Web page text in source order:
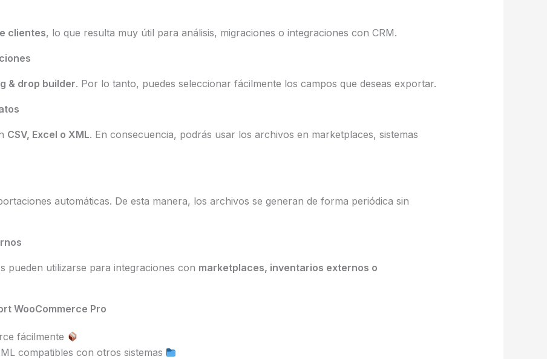
clientes, lo que resulta muy útil para análisis, migraciones o integraciones con CRM.
& drop builder. Por lo tanto, puedes seleccionar fácilmente los campos que deseas exportar.
CSV, Excel o XML. En consecuencia, podrás usar los archivos en marketplaces, sistemas
automáticas. De esta manera, los archivos se generan de forma periódica sin
pueden utilizarse para integraciones con marketplaces, inventarios externos o
WooCommerce Pro
fácilmente
compatibles con otros sistemas